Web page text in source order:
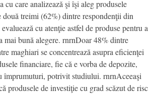
cu care analizează şi îşi aleg produsele
treimi (62%) dintre respondenţii din
cu atenţie astfel de produse pentru a
mai bună alegere. rnrnDoar 48% dintre
maghiari se concentrează asupra eficienţei
financiare, fie că e vorba de depozite,
împrumuturi, potrivit studiului. rnrnAceeaşi
produsele de investiţie cu grad scăzut de risc